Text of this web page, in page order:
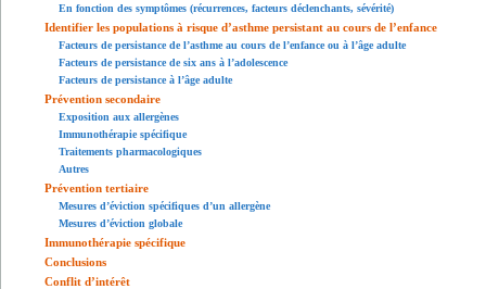
En fonction des symptômes (récurrences, facteurs déclenchants, sévérité)
Identifier les populations à risque d’asthme persistant au cours de l’enfance
Facteurs de persistance de l’asthme au cours de l’enfance ou à l’âge adulte
Facteurs de persistance de six ans à l’adolescence
Facteurs de persistance à l’âge adulte
Prévention secondaire
Exposition aux allergènes
Immunothérapie spécifique
Traitements pharmacologiques
Autres
Prévention tertiaire
Mesures d’éviction spécifiques d’un allergène
Mesures d’éviction globale
Immunothérapie spécifique
Conclusions
Conflit d’intérêt